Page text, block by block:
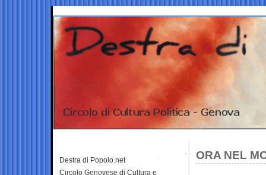
ORA NEL
Destra di Popolo.net
Circolo Genovese di Cultura e